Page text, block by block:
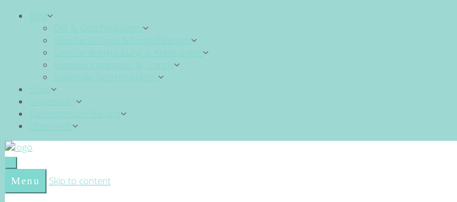
Blog
DIY & Geschenkideen
Geschenk-Tipps & Empfehlungen
Geschenkverpackung & Anleitungen
Kreative Inspiration & Trends
Saisonale Geschenkideen
Shop
Impressum
Datenschutzerklärung
Über mich
Menu Skip to content